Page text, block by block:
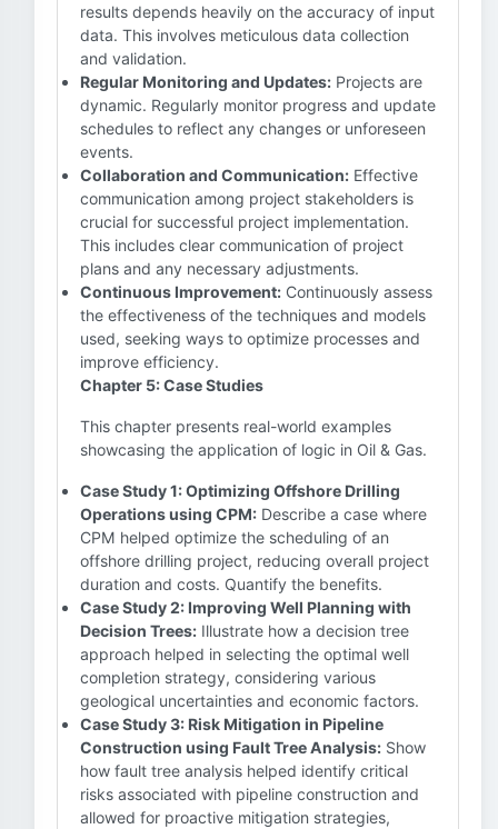
results depends heavily on the accuracy of input
data. This involves meticulous data collection
and validation.
Regular Monitoring and Updates: Projects are
dynamic. Regularly monitor progress and update
schedules to reflect any changes or unforeseen
events.
Collaboration and Communication: Effective
communication among project stakeholders is
crucial for successful project implementation.
This includes clear communication of project
plans and any necessary adjustments.
Continuous Improvement: Continuously assess
the effectiveness of the techniques and models
used, seeking ways to optimize processes and
improve efficiency.
Chapter 5: Case Studies
This chapter presents real-world examples
showcasing the application of logic in Oil & Gas.
Case Study 1: Optimizing Offshore Drilling
Operations using CPM: Describe a case where
CPM helped optimize the scheduling of an
offshore drilling project, reducing overall project
duration and costs. Quantify the benefits.
Case Study 2: Improving Well Planning with
Decision Trees: Illustrate how a decision tree
approach helped in selecting the optimal well
completion strategy, considering various
geological uncertainties and economic factors.
Case Study 3: Risk Mitigation in Pipeline
Construction using Fault Tree Analysis: Show
how fault tree analysis helped identify critical
risks associated with pipeline construction and
allowed for proactive mitigation strategies,